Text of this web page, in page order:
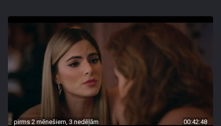
pirms 2 mēnešiem, 3 nedēļām 00:42:48